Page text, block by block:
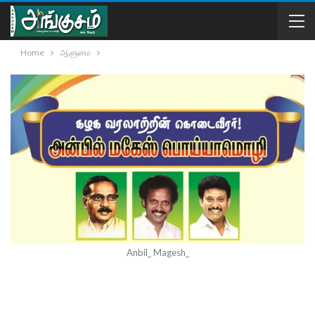
Home ஆளுமை
Anbil_ Magesh_